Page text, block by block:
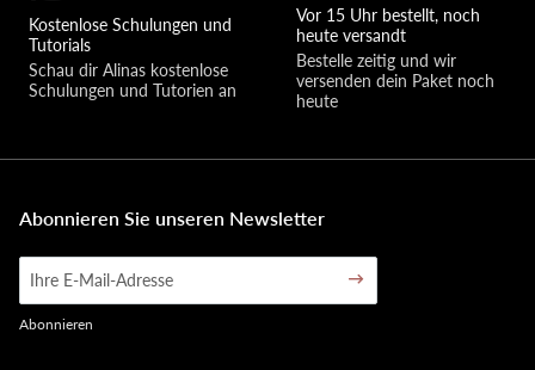
Kostenlose Schulungen und
Tutorials
Schau dir Alinas kostenlose
Schulungen und Tutorien an
Vor 15 Uhr bestellt, noch
heute versandt
Bestelle zeitig und wir
versenden dein Paket noch
heute
Abonnieren Sie unseren Newsletter
Abonnieren